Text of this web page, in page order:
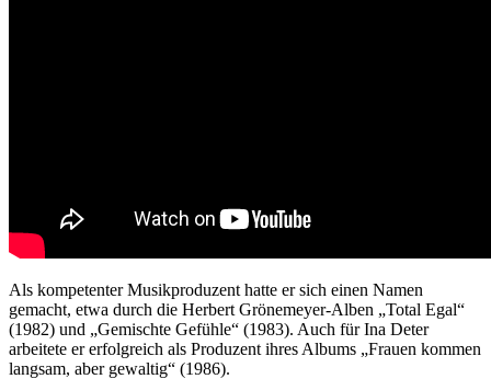
Als kompetenter Musikproduzent hatte er sich einen Namen
gemacht, etwa durch die Herbert Grönemeyer-Alben „Total Egal“
(1982) und „Gemischte Gefühle“ (1983). Auch für Ina Deter
arbeitete er erfolgreich als Produzent ihres Albums „Frauen kommen
langsam, aber gewaltig“ (1986).